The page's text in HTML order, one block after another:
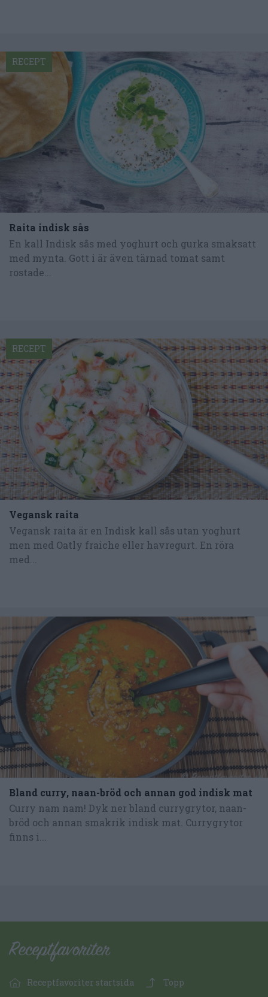
Raita indisk sås
En kall Indisk sås med yoghurt och gurka smaksatt
med mynta. Gott i är även tärnad tomat samt
rostade...
RECEPT
Vegansk raita
Vegansk raita är en Indisk kall sås utan yoghurt
men med Oatly fraiche eller havregurt. En röra
med...
RECEPT
Bland curry, naan-bröd och annan god indisk mat
Curry nam nam! Dyk ner bland currygrytor, naan-
bröd och annan smakrik indisk mat. Currygrytor
finns i...
Receptfavoriter startsida Topp